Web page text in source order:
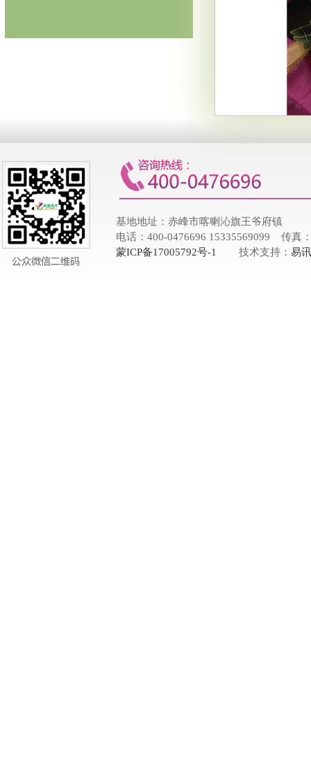
基地地址：赤峰市喀喇沁旗王爷府镇
电话：400-0476696 15335569099 传真
蒙ICP备17005792号-1
技术支持： 易